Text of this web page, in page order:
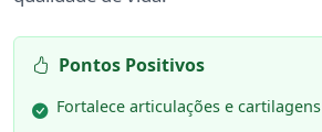
Pontos Positivos
Fortalece articulações e cartilagens